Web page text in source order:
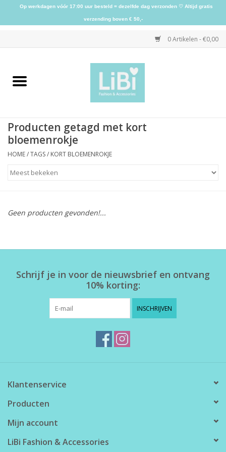
0 Artikelen - €0,00
Home
Kleding
Accessoires
Home deco
SALE
Producten getagd met kort
bloemenrokje
HOME/TAGS/ KORT BLOEMENROKJE
Geen producten gevonden!...
Schrijf je in voor de nieuwsbrief en ontvang
10% korting:
INSCHRIJVEN
Klantenservice
Producten
Mijn account
LiBi Fashion & Accessories
Op werkdagen vóór 17:00 uur besteld = dezelfde dag verzonden ♡ Altijd gratis
verzending boven € 50,-